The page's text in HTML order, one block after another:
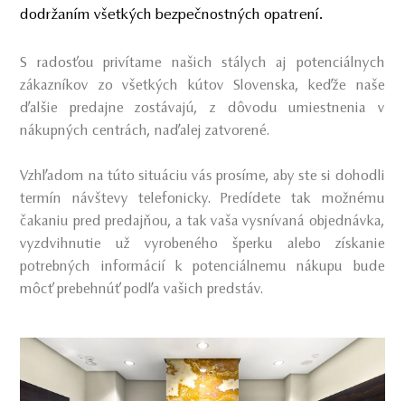
dodržaním všetkých bezpečnostných opatrení.
S radosťou privítame našich stálych aj potenciálnych
zákazníkov zo všetkých kútov Slovenska, keďže naše
ďalšie predajne zostávajú, z dôvodu umiestnenia v
nákupných centrách, naďalej zatvorené.
Vzhľadom na túto situáciu vás prosíme, aby ste si dohodli
termín návštevy telefonicky. Predídete tak možnému
čakaniu pred predajňou, a tak vaša vysnívaná objednávka,
vyzdvihnutie už vyrobeného šperku alebo získanie
potrebných informácií k potenciálnemu nákupu bude
môcť prebehnúť podľa vašich predstáv.